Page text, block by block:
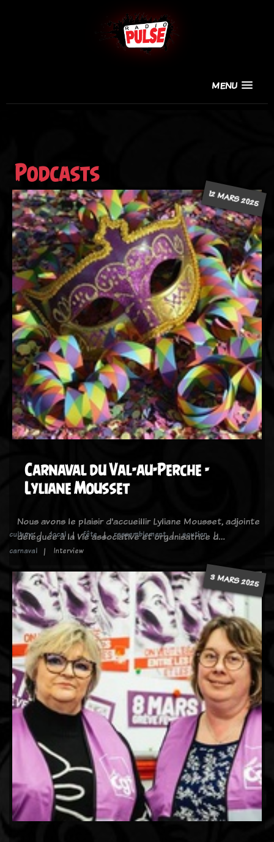
MENU
Podcasts
12 MARS 2025
Carnaval du Val-au-Perche -
Lyliane Mousset
Nous avons le plaisir d'accueillir Lyliane Mousset, adjointe
déléguée à la Vie associative et organisatrice d…
culture local fête rassemblement
soutien
carnaval
Interview
3 MARS 2025